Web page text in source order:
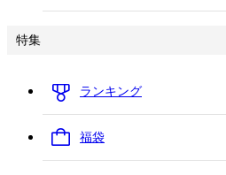
特集
ランキング
福袋